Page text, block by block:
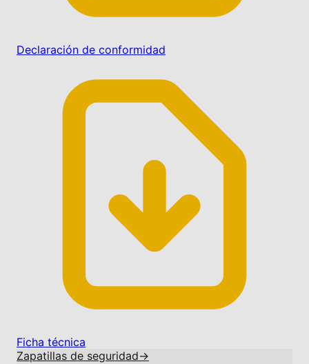
Declaración de conformidad
Ficha técnica
Zapatillas de seguridad→